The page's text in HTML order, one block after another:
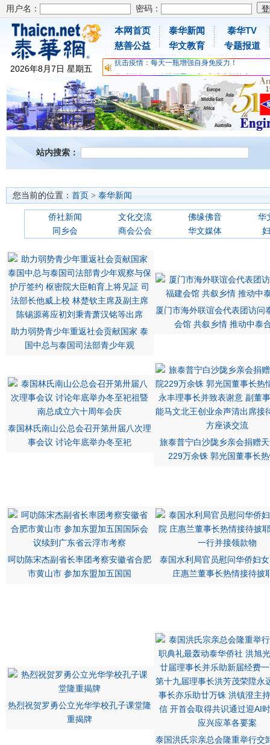
用户名： 密码：
2026年8月7日 星期五
本网首页
慈善公益
泰华新闻
华文教育
泰华TV
专题报道
为时不晚，人体胶原蛋白维C应该这样补充
关爱儿童健康，免费领取日本原装尤妮佳超立体
抗击疫情：每天一瓶增强自身免疫力！
为时不晚，人体胶原蛋白维C应该这样补充
关爱儿童健康，免费领取日本原装尤妮佳超立体
抗击疫情：每天一瓶增强自身免疫力！
站内搜索：
您当前的位置： 首页 > 泰华新闻
侨社新闻 文化交流 佛缘佛音
华
同乡会
商会公会 华文媒体
助力弱势青少年重返社会贡献国家 泰
国中总与泰国司法部青少年观
厦门市海外联谊会代表团访问
会馆 共叙乡情 推动中泰
泰国林氏南山公总会召开第卅届八次理
事会议 讨论年底举办冬至祀
旅泰普宁白沙陇乡亲会捐赠
229万余铢 郭光国董事长
呵叻陈宋杰副省长率团考察安徽省合肥
市黄山市 参加东盟加五国国
泰国水利局官员慰问华侨妇
庄惠兰董事长热情接待披
热烈祝贺罗勇公立光华学校孔子课堂隆
重揭牌
泰国洪氏宗亲总会隆重举行交